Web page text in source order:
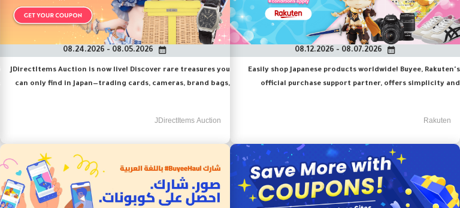
08.07.2026 - 08.12.2026
Easily shop Japanese products worldwide! Buyee, Rakuten's
official purchase support partner, offers simplicity and
Rakuten
08.05.2026 - 08.24.2026
JDirectItems Auction is now live! Discover rare treasures you
can only find in Japan—trading cards, cameras, brand bags,
JDirectItems Auction